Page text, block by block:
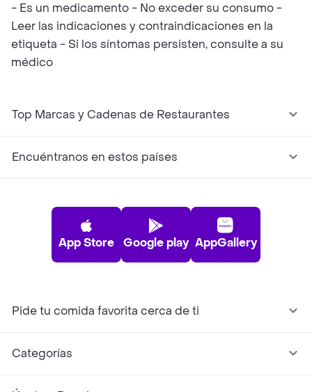
- Es un medicamento - No exceder su consumo -
Leer las indicaciones y contraindicaciones en la
etiqueta - Si los síntomas persisten, consulte a su
médico
Top Marcas y Cadenas de Restaurantes
Encuéntranos en estos países
App Store Google play AppGallery
Pide tu comida favorita cerca de ti
Categorías